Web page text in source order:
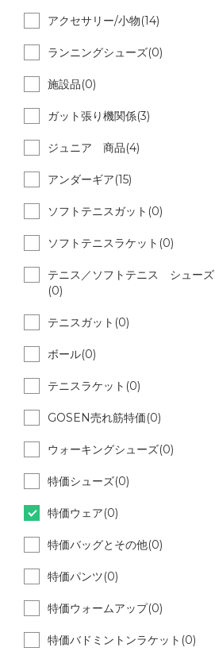
アクセサリー/小物(14)
ランニングシューズ(0)
施設品(0)
ガット張り機関係(3)
ジュニア 商品(4)
アンダーギア(15)
ソフトテニスガット(0)
ソフトテニスラケット(0)
テニス／ソフトテニス シューズ
(0)
テニスガット(0)
ボール(0)
テニスラケット(0)
GOSEN売れ筋特価(0)
ウォーキングシューズ(0)
特価シューズ(0)
特価ウェア(0)
特価バッグとその他(0)
特価パンツ(0)
特価ウォームアップ(0)
特価バドミントンラケット(0)